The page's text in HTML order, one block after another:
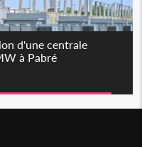
d'une centrale
à Pabré